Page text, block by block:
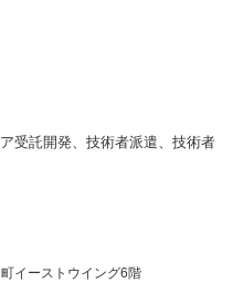
受託開発、技術者派遣、技術者
イーストウイング6階